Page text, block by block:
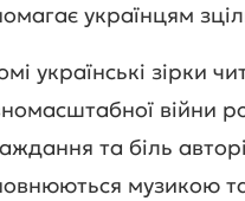
українцям
українські зірки
війни
та біль
музикою